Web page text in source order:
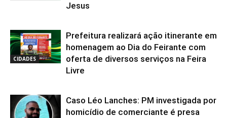
Jesus
CIDADES
Prefeitura realizará ação itinerante em
homenagem ao Dia do Feirante com
oferta de diversos serviços na Feira
Livre
Caso Léo Lanches: PM investigada por
homicídio de comerciante é presa